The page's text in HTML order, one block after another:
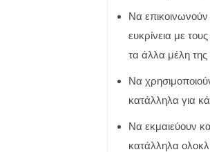
Να
ευκρίνεια με
τα άλλα μέλη της
Να
κατάλληλα για
Να εκμαιεύουν
κατάλληλα